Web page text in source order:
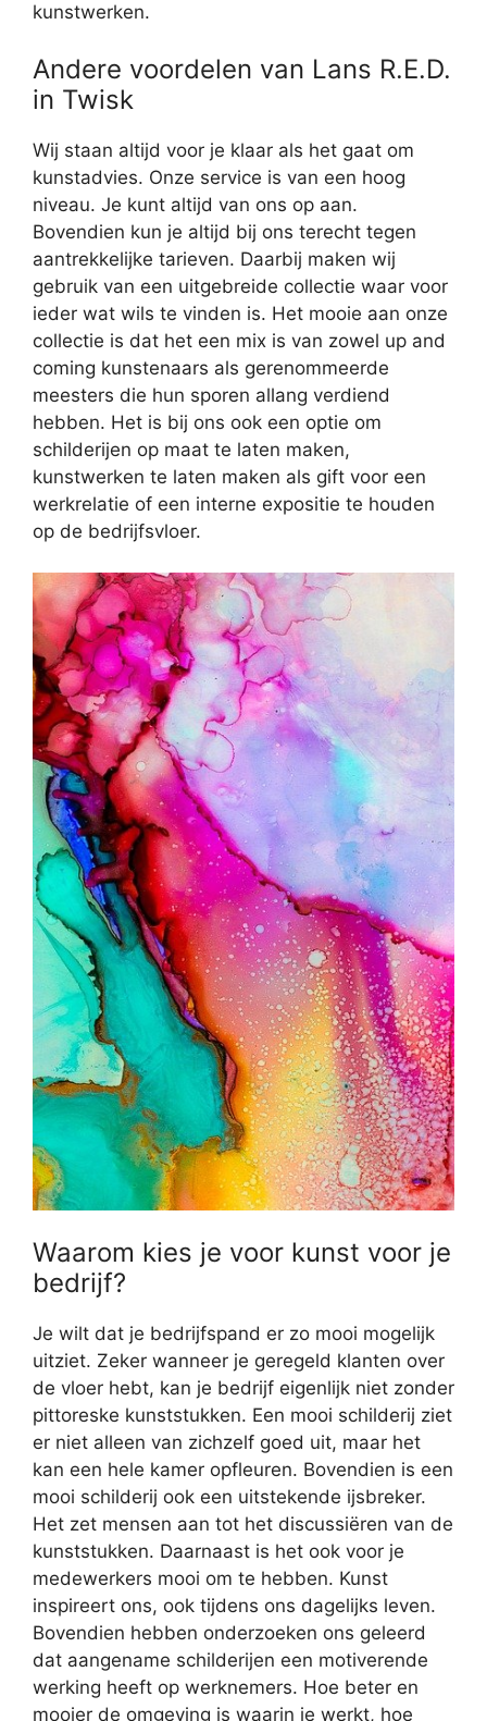
kunstwerken.
Andere voordelen van Lans R.E.D.
in Twisk
Wij staan altijd voor je klaar als het gaat om
kunstadvies. Onze service is van een hoog
niveau. Je kunt altijd van ons op aan.
Bovendien kun je altijd bij ons terecht tegen
aantrekkelijke tarieven. Daarbij maken wij
gebruik van een uitgebreide collectie waar voor
ieder wat wils te vinden is. Het mooie aan onze
collectie is dat het een mix is van zowel up and
coming kunstenaars als gerenommeerde
meesters die hun sporen allang verdiend
hebben. Het is bij ons ook een optie om
schilderijen op maat te laten maken,
kunstwerken te laten maken als gift voor een
werkrelatie of een interne expositie te houden
op de bedrijfsvloer.
Waarom kies je voor kunst voor je
bedrijf?
Je wilt dat je bedrijfspand er zo mooi mogelijk
uitziet. Zeker wanneer je geregeld klanten over
de vloer hebt, kan je bedrijf eigenlijk niet zonder
pittoreske kunststukken. Een mooi schilderij ziet
er niet alleen van zichzelf goed uit, maar het
kan een hele kamer opfleuren. Bovendien is een
mooi schilderij ook een uitstekende ijsbreker.
Het zet mensen aan tot het discussiëren van de
kunststukken. Daarnaast is het ook voor je
medewerkers mooi om te hebben. Kunst
inspireert ons, ook tijdens ons dagelijks leven.
Bovendien hebben onderzoeken ons geleerd
dat aangename schilderijen een motiverende
werking heeft op werknemers. Hoe beter en
mooier de omgeving is waarin je werkt, hoe